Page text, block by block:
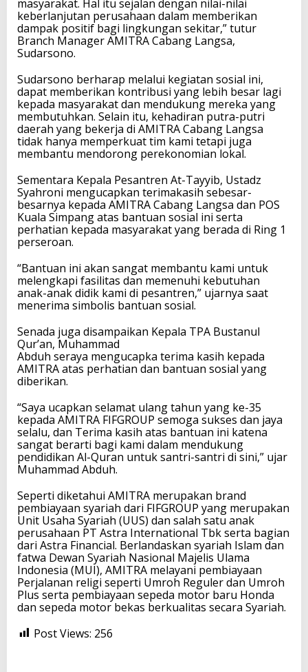
masyarakat. Hal itu sejalan dengan nilai-nilai
keberlanjutan perusahaan dalam memberikan
dampak positif bagi lingkungan sekitar,” tutur
Branch Manager AMITRA Cabang Langsa,
Sudarsono.
Sudarsono berharap melalui kegiatan sosial ini,
dapat memberikan kontribusi yang lebih besar lagi
kepada masyarakat dan mendukung mereka yang
membutuhkan. Selain itu, kehadiran putra-putri
daerah yang bekerja di AMITRA Cabang Langsa
tidak hanya memperkuat tim kami tetapi juga
membantu mendorong perekonomian lokal.
Sementara Kepala Pesantren At-Tayyib, Ustadz
Syahroni mengucapkan terimakasih sebesar-
besarnya kepada AMITRA Cabang Langsa dan POS
Kuala Simpang atas bantuan sosial ini serta
perhatian kepada masyarakat yang berada di Ring 1
perseroan.
“Bantuan ini akan sangat membantu kami untuk
melengkapi fasilitas dan memenuhi kebutuhan
anak-anak didik kami di pesantren,” ujarnya saat
menerima simbolis bantuan sosial.
Senada juga disampaikan Kepala TPA Bustanul
Qur’an, Muhammad
Abduh seraya mengucapka terima kasih kepada
AMITRA atas perhatian dan bantuan sosial yang
diberikan.
“Saya ucapkan selamat ulang tahun yang ke-35
kepada AMITRA FIFGROUP semoga sukses dan jaya
selalu, dan Terima kasih atas bantuan ini katena
sangat berarti bagi kami dalam mendukung
pendidikan Al-Quran untuk santri-santri di sini,” ujar
Muhammad Abduh.
Seperti diketahui AMITRA merupakan brand
pembiayaan syariah dari FIFGROUP yang merupakan
Unit Usaha Syariah (UUS) dan salah satu anak
perusahaan PT Astra International Tbk serta bagian
dari Astra Financial. Berlandaskan syariah Islam dan
fatwa Dewan Syariah Nasional Majelis Ulama
Indonesia (MUI), AMITRA melayani pembiayaan
Perjalanan religi seperti Umroh Reguler dan Umroh
Plus serta pembiayaan sepeda motor baru Honda
dan sepeda motor bekas berkualitas secara Syariah.
Post Views: 256